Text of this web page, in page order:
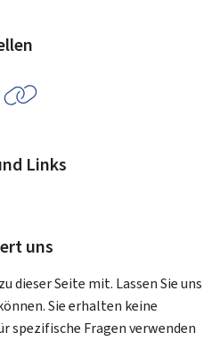
Links
uns
dieser Seite mit. Lassen Sie uns
Sie erhalten keine
spezifische Fragen verwenden